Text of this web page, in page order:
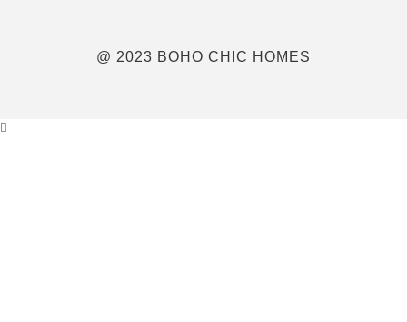
@ 2023 BOHO CHIC HOMES